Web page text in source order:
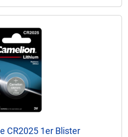
CR2025 1er Blister